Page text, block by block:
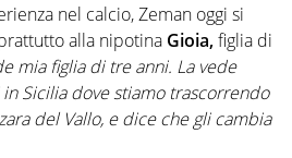
nel calcio, Zeman oggi si
alla nipotina Gioia,figlia di
mia figlia di tre anni. La vede
Sicilia dove stiamo trascorrendo
del Vallo, e dice che gli cambia